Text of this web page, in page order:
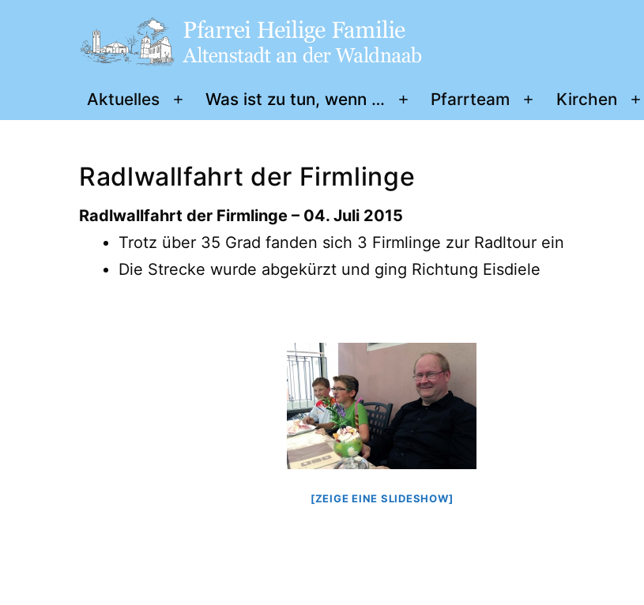
Pfarrei
„Heilige
Altenstadt
d.
Aktuelles
Menü
Was ist zu tun, wenn …
Menü
Pfarrteam
Menü
Kirchen
Radlwallfahrt der Firmlinge
Radlwallfahrt der Firmlinge – 04. Juli 2015
Trotz über 35 Grad fanden sich 3 Firmlinge zur Radltour ein
Die Strecke wurde abgekürzt und ging Richtung Eisdiele
[ZEIGE EINE SLIDESHOW]